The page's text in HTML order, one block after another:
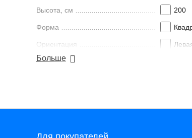
Высота, см 200
Форма
Ориентация
Поддон в комплекте
Больше